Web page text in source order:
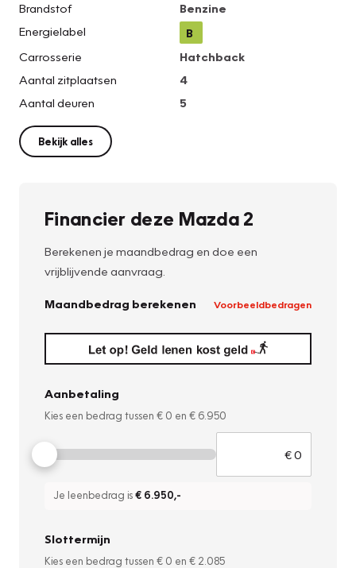
Brandstof
Benzine
Energielabel
B
Carrosserie
Hatchback
Aantal zitplaatsen
4
Aantal deuren
5
Bekijk alles
Financier deze Mazda 2
Berekenen je maandbedrag en doe een
vrijblijvende aanvraag.
Maandbedrag berekenen Voorbeeldbedragen
Aanbetaling
Kies een bedrag tussen € 0 en € 6.950
Je leenbedrag is€ 6.950,-
Slottermijn
Kies een bedrag tussen € 0 en € 2.085